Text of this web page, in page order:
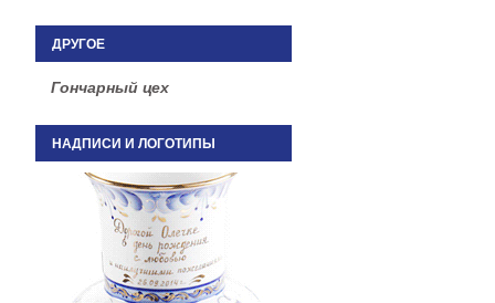
ДРУГОЕ
Гончарный цех
НАДПИСИ И ЛОГОТИПЫ